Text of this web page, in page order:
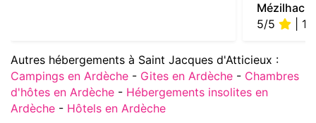
Mézilhac
5/5
| 1
Autres hébergements à Saint Jacques d'Atticieux :
Campings en Ardèche - Gites en Ardèche - Chambres
d'hôtes en Ardèche - Hébergements insolites en
Ardèche - Hôtels en Ardèche